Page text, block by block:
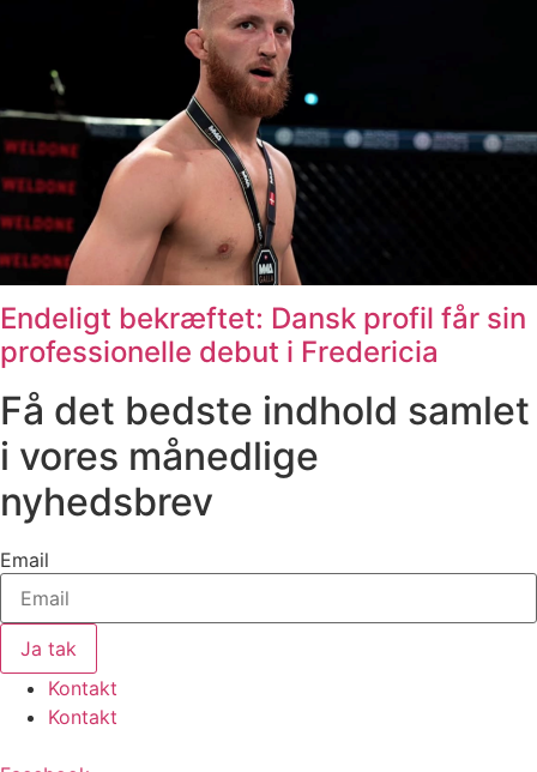
Endeligt bekræftet: Dansk profil får sin
professionelle debut i Fredericia
Få det bedste indhold samlet
i vores månedlige
nyhedsbrev
Email
Ja tak
Kontakt
Kontakt